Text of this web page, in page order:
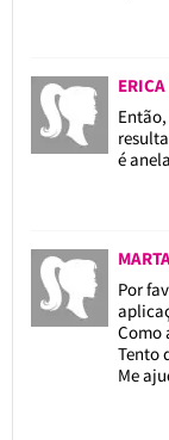
é
Por
Como
Tento
Me